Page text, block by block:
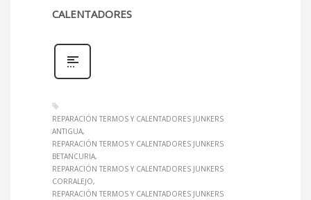
CALENTADORES
REPARACIÓN TERMOS Y CALENTADORES JUNKERS
ANTIGUA
REPARACIÓN TERMOS Y CALENTADORES JUNKERS
BETANCURIA
REPARACIÓN TERMOS Y CALENTADORES JUNKERS
CORRALEJO
REPARACIÓN TERMOS Y CALENTADORES JUNKERS